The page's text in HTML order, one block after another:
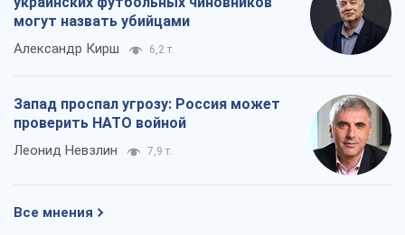
могут назвать убийцами
Александр Кирш 6,2 т.
Запад проспал угрозу: Россия может
проверить НАТО войной
Леонид Невзлин 7,9 т.
Все мнения